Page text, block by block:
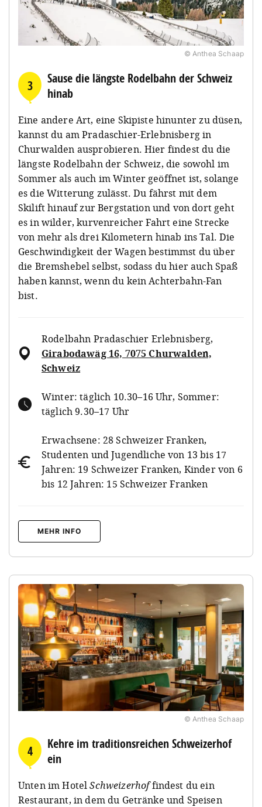
© Anthea Schaap
3
Sause die längste Rodelbahn der Schweiz
hinab
Eine andere Art, eine Skipiste hinunter zu düsen,
kannst du am Pradaschier-Erlebnisberg in
Churwalden ausprobieren. Hier findest du die
längste Rodelbahn der Schweiz, die sowohl im
Sommer als auch im Winter geöffnet ist, solange
es die Witterung zulässt. Du fährst mit dem
Skilift hinauf zur Bergstation und von dort geht
es in wilder, kurvenreicher Fahrt eine Strecke
von mehr als drei Kilometern hinab ins Tal. Die
Geschwindigkeit der Wagen bestimmst du über
die Bremshebel selbst, sodass du hier auch Spaß
haben kannst, wenn du kein Achterbahn-Fan
bist.
Rodelbahn Pradaschier Erlebnisberg,
Girabodawäg 16, 7075 Churwalden,
Schweiz
Winter: täglich 10.30–16 Uhr, Sommer:
täglich 9.30–17 Uhr
Erwachsene: 28 Schweizer Franken,
Studenten und Jugendliche von 13 bis 17
Jahren: 19 Schweizer Franken, Kinder von 6
bis 12 Jahren: 15 Schweizer Franken
MEHR INFO
© Anthea Schaap
4
Kehre im traditionsreichen Schweizerhof
ein
Unten im HotelSchweizerhoffindest du ein
Restaurant, in dem du Getränke und Speisen